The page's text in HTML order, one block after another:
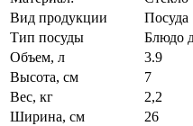
Вид продукции
Посуда
Тип посуды
Блюдо
Объем, л
3.9
Высота, см
7
Вес, кг
2,2
Ширина, см
26